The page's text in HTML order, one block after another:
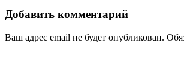
записям
Добавить комментарий
Ваш адрес email не будет опубликован.